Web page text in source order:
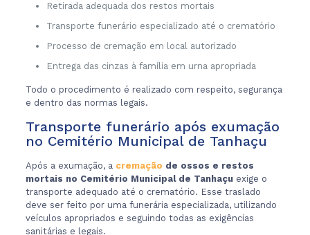
Retirada adequada dos restos mortais
Transporte funerário especializado até o crematório
Processo de cremação em local autorizado
Entrega das cinzas à família em urna apropriada
Todo o procedimento é realizado com respeito, segurança
e dentro das normas legais.
Transporte funerário após exumação
no Cemitério Municipal de Tanhaçu
Após a exumação, a cremação de ossos e restos
mortais no Cemitério Municipal de Tanhaçu exige o
transporte adequado até o crematório. Esse traslado
deve ser feito por uma funerária especializada, utilizando
veículos apropriados e seguindo todas as exigências
sanitárias e legais.